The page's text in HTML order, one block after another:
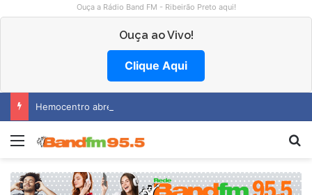
Ouça a Rádio Band FM - Ribeirão Preto aqui!
Ouça ao Vivo!
Clique Aqui
Hemocentro abre vagas na região
Menu